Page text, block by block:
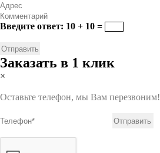
Введите ответ: 10 + 10 =
Заказать в 1 клик
×
Оставьте телефон, мы Вам перезвоним!